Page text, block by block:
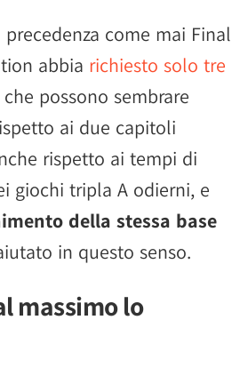
come mai Final
abbia richiesto solo tre
che possono sembrare
ai due capitoli
rispetto ai tempi di
giochi tripla A odierni, e
della stessa base
in questo senso.
massimo lo